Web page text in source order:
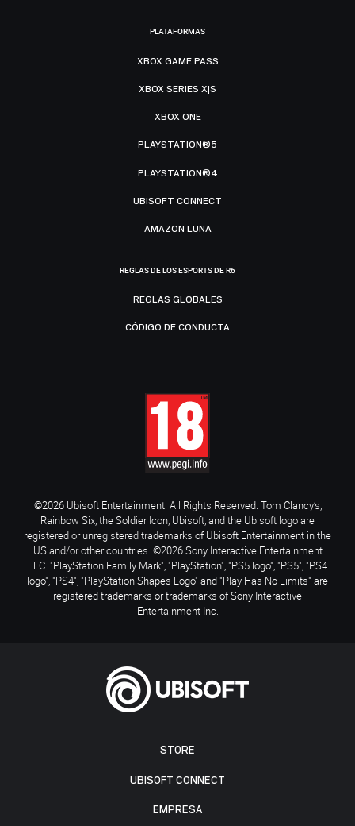
STORE
UBISOFT CONNECT
EMPRESA
PLATAFORMAS
XBOX GAME PASS
XBOX SERIES X|S
XBOX ONE
PLAYSTATION®5
PLAYSTATION®4
UBISOFT CONNECT
AMAZON LUNA
REGLAS DE LOS ESPORTS DE R6
REGLAS GLOBALES
CÓDIGO DE CONDUCTA
©2026 Ubisoft Entertainment. All Rights Reserved. Tom Clancy’s,
Rainbow Six, the Soldier Icon, Ubisoft, and the Ubisoft logo are
registered or unregistered trademarks of Ubisoft Entertainment in the
US and/or other countries. ©2026 Sony Interactive Entertainment
LLC. "PlayStation Family Mark", "PlayStation", "PS5 logo", "PS5", "PS4
logo", "PS4", "PlayStation Shapes Logo" and "Play Has No Limits" are
registered trademarks or trademarks of Sony Interactive
Entertainment Inc.